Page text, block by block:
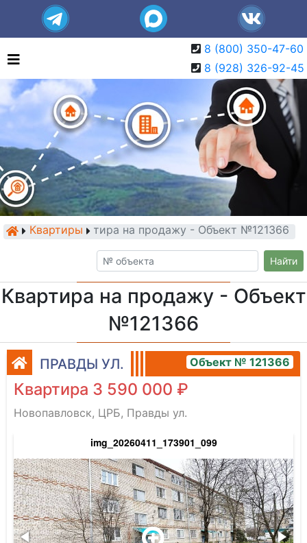
8 (800) 350-47-60
8 (928) 326-92-45
КвартирыКвартира на продажу - Объект №121366
Найти
Квартира на продажу - Объект
№121366
ПРАВДЫ УЛ. Объект № 121366
Квартира 3 590 000 ₽
Новопавловск, ЦРБ, Правды ул.
img_20260411_173901_099